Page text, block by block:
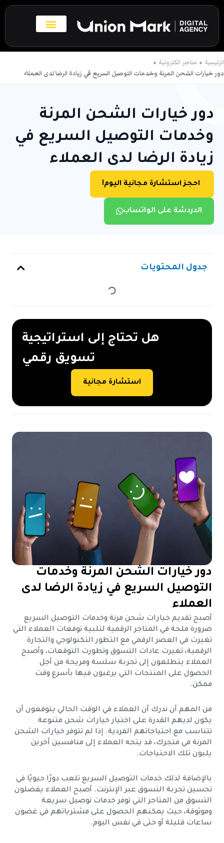
تخطي
المحتوى
الرئيسية
متاجر الكترونية
دور خيارات الشحن المرنة وخدمات التوصيل السريع في زيادة الرضا لدى العملاء
دور خيارات الشحن المرنة
وخدمات التوصيل السريع في
زيادة الرضا لدى العملاء
احجز استشارة مجانية اليوم!
الدردشة على الواتساب
جدول المحتويات
هل تحتاج إلى استراتيجية
تسويق رقمي
استشارة مجانية
دور خيارات الشحن المرنة وخدمات
التوصيل السريع في زيادة الرضا لدى
العملاء
أصبح تقديم خيارات شحن مرنة وخدمات التوصيل السريع
ضرورة ملحة في المتاجر الرقمية لتلبية توقعات العملاء التي
تغيرت في العصر الرقمي مع التطور التكنولوجي والتجارة
الرقمية، تغيرت عادات التسوق وتطورت التوقعات، وأصبح
العملاء يتطلعون إلى تجربة سلسة ومريحة من أجل
الحصول على المنتجات التي يرغبون فيها بأسرع وقت
ممكن.
من المهم أن ندرك أن العملاء في الوقت الحالي يتوقعون أن
يكون لديهم القدرة على اختيار خيارات شحن متنوعة
تتناسب مع احتياجاتهم الفردية. إذا لم تتوفر خيارات الشحن
المرنة في متجرك، قد يتجه العملاء إلى منافسين آخرين
يلبون تلك الاحتياجات.
بالإضافة لذلك خدمات التوصيل السريع تلعب دورًا حيويًا في
تحسين تجربة التسوق عبر الإنترنت. أصبح العملاء يفضلون
التسوق من المتاجر التي توفر خدمات توصيل سريعة
وموثوقة، حيث يمكنهم الحصول على مشترياتهم في غضون
ساعات قليلة أو حتى في نفس اليوم.